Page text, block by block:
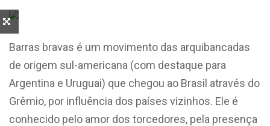
Barras bravas é um movimento das arquibancadas
de origem sul-americana (com destaque para
Argentina e Uruguai) que chegou ao Brasil através do
Grêmio, por influência dos países vizinhos. Ele é
conhecido pelo amor dos torcedores, pela presença